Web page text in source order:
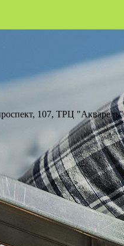
107, ТРЦ "Акварель"